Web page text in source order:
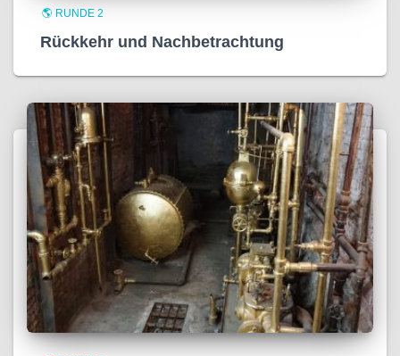
🌎 RUNDE 2
Rückkehr und Nachbetrachtung